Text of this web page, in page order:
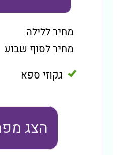
מחיר ללילה
מחיר לסוף שבוע
גקוזי ספא
הצג